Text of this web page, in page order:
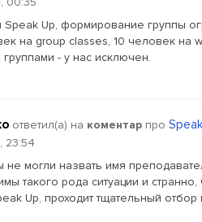
Speak Up, формирование группы
на group classes, 10 человек на
- у нас исключен.
ответил(a) на коментар про
23:54
могли назвать имя
такого рода ситуации и
Up, проходит тщательный